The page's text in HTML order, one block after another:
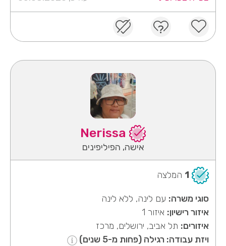
אישה, הפיליפינים
1 המלצה
סוגי משרה: עם לינה, ללא לינה
איזור רישיון: איזור 1
איזורים: תל אביב, ירושלים, מרכז
ויזת עבודה: רגילה (פחות מ-5 שנים)